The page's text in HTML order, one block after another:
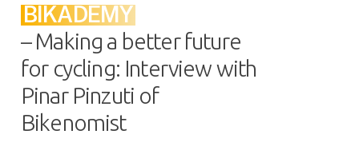
BIKADEMY
– Making a better future
for cycling: Interview with
Pinar Pinzuti of
Bikenomist